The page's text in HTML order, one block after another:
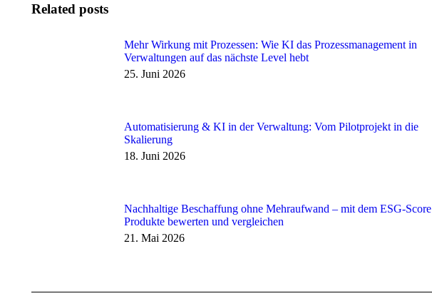
Related posts
Mehr Wirkung mit Prozessen: Wie KI das Prozessmanagement in
Verwaltungen auf das nächste Level hebt
25. Juni 2026
Automatisierung & KI in der Verwaltung: Vom Pilotprojekt in die
Skalierung
18. Juni 2026
Nachhaltige Beschaffung ohne Mehraufwand – mit dem ESG-Score
Produkte bewerten und vergleichen
21. Mai 2026